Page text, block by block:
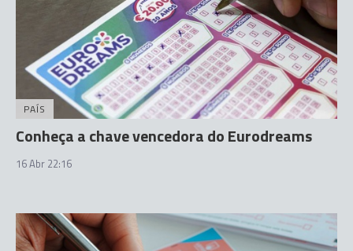
PAÍS
Conheça a chave vencedora do Eurodreams
16 Abr 22:16